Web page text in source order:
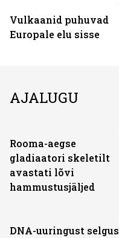
Vulkaanid puhuvad
Europale elu sisse
AJALUGU
Rooma-aegse
gladiaatori skeletilt
avastati lõvi
hammustusjäljed
DNA-uuringust selgus